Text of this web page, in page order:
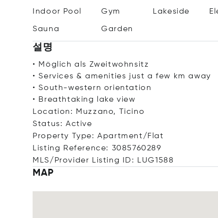
Indoor Pool Gym Lakeside
Sauna Garden
설명
• Möglich als Zweitwohnsitz
• Services & amenities just a few km away
• South-western orientation
• Breathtaking lake view
Location: Muzzano, Ticino
Status: Active
Property Type: Apartment/Flat
Listing Reference: 3085760289
MLS/Provider Listing ID: LUG1588
MAP